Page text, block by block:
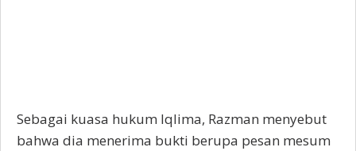
Sebagai kuasa hukum Iqlima, Razman menyebut
bahwa dia menerima bukti berupa pesan mesum